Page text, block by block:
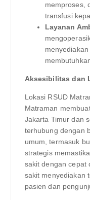
memproses,
transfusi
Layanan
Aksesibilitas dan
Lokasi RSUD
Matraman
Jakarta Timur dan
terhubung dengan
umum, termasuk
strategis
sakit dengan cepat
sakit menyediakan
pasien dan